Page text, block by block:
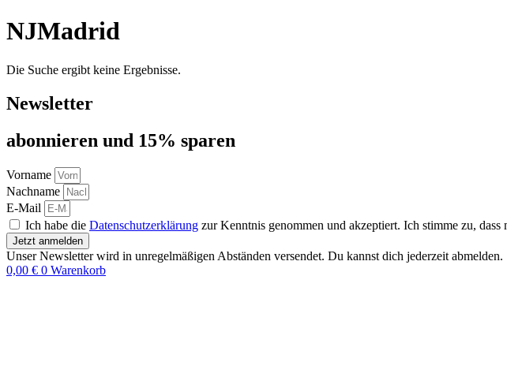
NJMadrid
Die Suche ergibt keine Ergebnisse.
Newsletter
abon­nie­ren und 15% sparen
Vorname
Nachname
E-Mail
Ich habe die Datenschutzerklärung zur Kenntnis genommen und akzeptiert. Ich stimme zu,
Jetzt anmelden
Unser Newsletter wird in unregelmäßigen Abständen versendet. Du kannst dich jederzeit abmelden.
0,00 € 0 Warenkorb